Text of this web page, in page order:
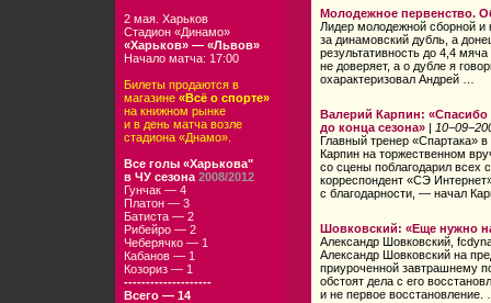
2 мая. Харьков
Стадион «Динамо»
«Харьков» — «Львов»
Начало матча: 17:00
Билеты продаются в
магазине «Всё о спорте»
на книжном рынке
и в день матча возле
стадиона «Днамо».
Все голы «Харькова"
в ЧУ сезона 2008/2012
Гунчак — 4
Платон — 3
Батиста — 2
Рибейро — 2
Чеберячко — 1
Кабанов — 1
Козориз — 1
--------------------
Всего — 14
Молодежное первенство.
Лидер молодежной сборной и
за динамовский дубль, а
результативность до 4,4
не доверяет, а о дубле я
охарактеризовал Андрей …
Валерий Карпин: «Спасибо
до конца сезона» |
Главный тренер «Спартака»
Карпин на торжественном
со сцены поблагодарил всех
корреспондент «СЭ
с благодарности, — начал
Шовковский: «Еще нужно
Александр Шовковский,
Александр Шовковский на
приуроченной завтрашнему
обстоят дела с его
и не первое восстановление.